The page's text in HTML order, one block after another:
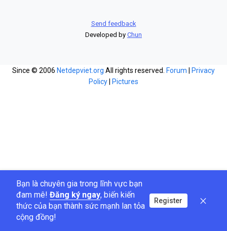
Bạn là chuyên gia trong lĩnh vực bạn
đam mê! Đăng ký ngay, biến kiến
thức của bạn thành sức mạnh lan tỏa
cộng đồng!
Register
Send feedback
Developed by Chun
Since © 2006 Netdepviet.org All rights reserved. Forum
Privacy
Policy
Pictures